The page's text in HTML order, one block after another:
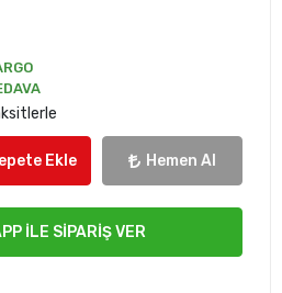
Ekle Hemen Al
İLE SİPARİŞ VER